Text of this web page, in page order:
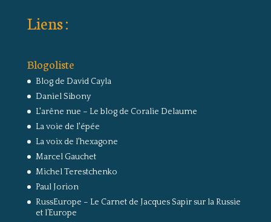
Liens :
Blogoliste
Blog de David Cayla
Daniel Sibony
L'arêne nue – Le blog de Coralie Delaume
La voie de l'épée
La voix de l'hexagone
Marcel Gauchet
Michel Terestchenko
Paul Jorion
RussEurope – Le Carnet de Jacques Sapir sur la Russie
et l’Europe